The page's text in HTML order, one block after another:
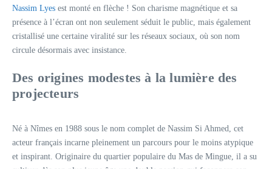
Nassim Lyes est monté en flèche ! Son charisme magnétique et sa
présence à l’écran ont non seulement séduit le public, mais également
cristallisé une certaine viralité sur les réseaux sociaux, où son nom
circule désormais avec insistance.
Des origines modestes à la lumière des
projecteurs
Né à Nîmes en 1988 sous le nom complet de Nassim Si Ahmed, cet
acteur français incarne pleinement un parcours pour le moins atypique
et inspirant. Originaire du quartier populaire du Mas de Mingue, il a su